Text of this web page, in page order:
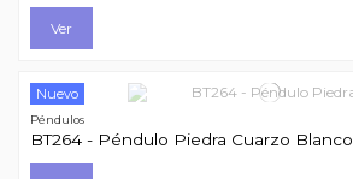
Ver
Nuevo
Péndulos
BT264 - Péndulo Piedra Cuarzo Blanco